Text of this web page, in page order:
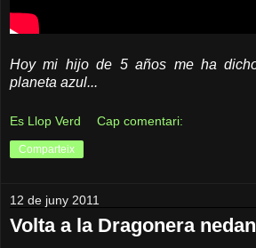
Hoy mi hijo de 5 años me ha
planeta azul...
Es Llop Verd Cap comentari:
Comparteix
12 de juny 2011
Volta a la Dragonera